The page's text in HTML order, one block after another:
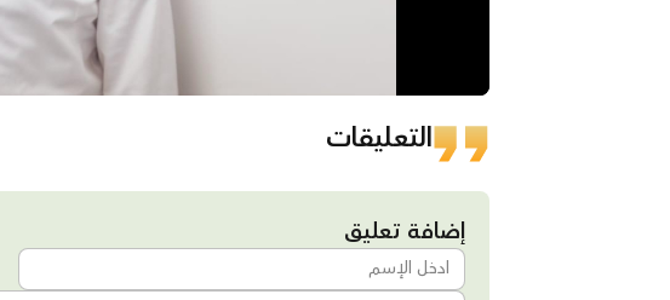
التعليقات
إضافة تعليق